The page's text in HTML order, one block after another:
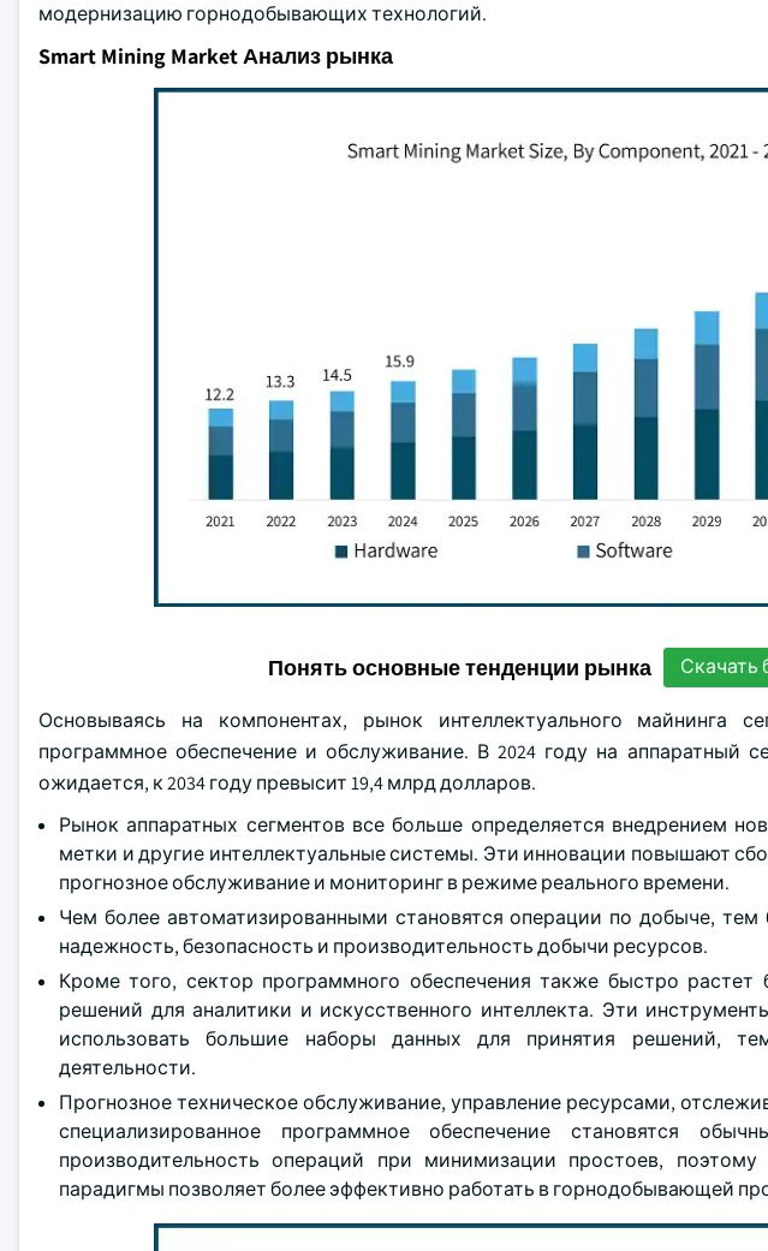
модернизацию горнодобывающих технологий.
Smart Mining Market Анализ рынка
Понять основные тенденции рынка Скачать
Основываясь на компонентах, рынок интеллектуального майнинга
программное обеспечение и обслуживание. В 2024 году на аппаратный
ожидается, к 2034 году превысит 19,4 млрд долларов.
Рынок аппаратных сегментов все больше определяется внедрением
метки и другие интеллектуальные системы. Эти инновации повышают
прогнозное обслуживание и мониторинг в режиме реального времени.
Чем более автоматизированными становятся операции по добыче,
надежность, безопасность и производительность добычи ресурсов.
Кроме того, сектор программного обеспечения также быстро
решений для аналитики и искусственного интеллекта. Эти
использовать большие наборы данных для принятия решений,
деятельности.
Прогнозное техническое обслуживание, управление ресурсами,
специализированное программное обеспечение становятся
производительность операций при минимизации простоев,
парадигмы позволяет более эффективно работать в горнодобывающей